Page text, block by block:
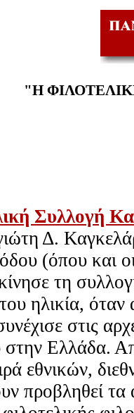
"Η
Συλλογή
Δ.
(όπου και
τη
ηλικία,
στις
στην Ελλάδα.
εθνικών,
προβληθεί